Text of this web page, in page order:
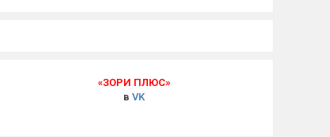
«ЗОРИ ПЛЮС»
в VK